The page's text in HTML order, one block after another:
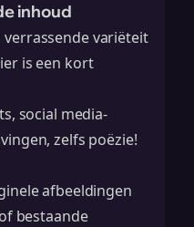
inhoud
variëteit
is een kort
social media-
zelfs poëzie!
afbeeldingen
bestaande